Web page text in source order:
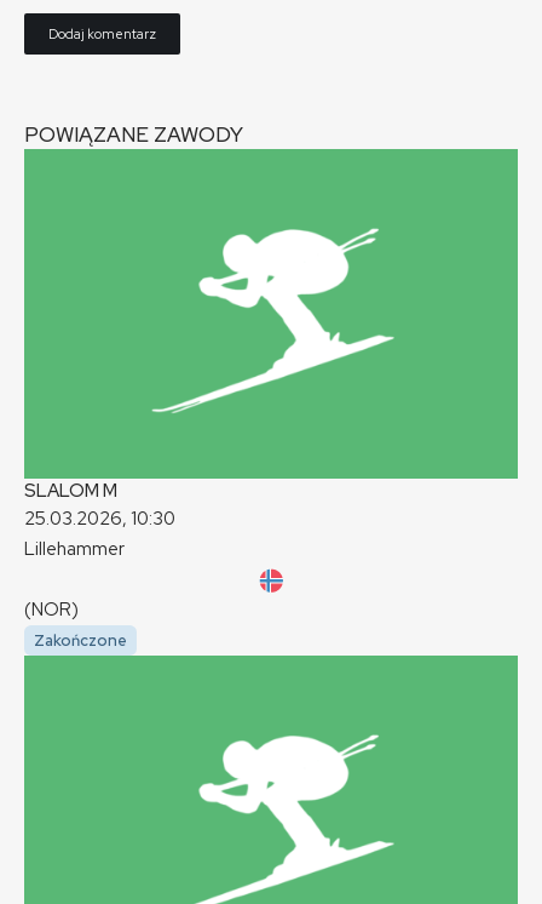
POWIĄZANE ZAWODY
SLALOM M
25.03.2026, 10:30
Lillehammer
(NOR)
Zakończone